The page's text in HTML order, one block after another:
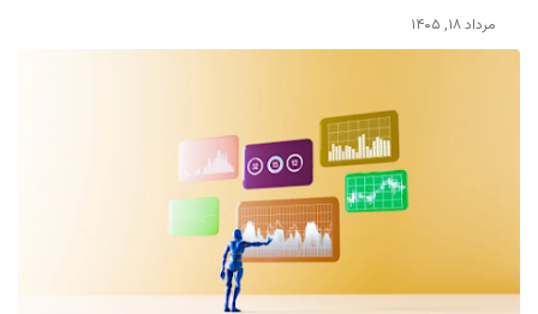
مرداد ۱۸, ۱۴۰۵